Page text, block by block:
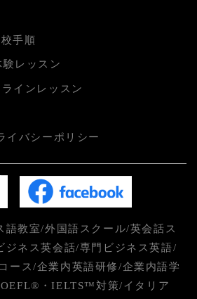
手順
レッスン
インレッスン
バシーポリシー
語教室/外国語スクール/英会話ス
ジネス英会話/専門ビジネス英語/
ース/企業内英語研修/企業内語学
・IELTS™対策/イタリア